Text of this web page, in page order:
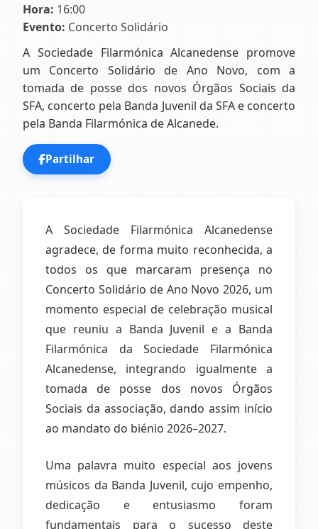
Hora: 16:00
Evento: Concerto Solidário
A Sociedade Filarmónica Alcanedense promove
um Concerto Solidário de Ano Novo, com a
tomada de posse dos novos Órgãos Sociais da
SFA, concerto pela Banda Juvenil da SFA e concerto
pela Banda Filarmónica de Alcanede.
Partilhar
A Sociedade Filarmónica Alcanedense
agradece, de forma muito reconhecida, a
todos os que marcaram presença no
Concerto Solidário de Ano Novo 2026, um
momento especial de celebração musical
que reuniu a Banda Juvenil e a Banda
Filarmónica da Sociedade Filarmónica
Alcanedense, integrando igualmente a
tomada de posse dos novos Órgãos
Sociais da associação, dando assim início
ao mandato do biénio 2026–2027.
Uma palavra muito especial aos jovens
músicos da Banda Juvenil, cujo empenho,
dedicação e entusiasmo foram
fundamentais para o sucesso deste